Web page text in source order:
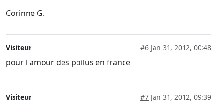
Corinne G.
Visiteur #6 Jan 31, 2012, 00:48
pour l amour des poilus en france
Visiteur #7 Jan 31, 2012, 09:39